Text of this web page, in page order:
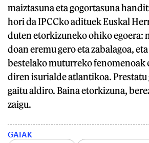
maiztasuna eta gogortasuna
hori da IPCCko adituek Euskal
duten etorkizuneko ohiko egoera:
doan eremu gero eta zabalagoa,
bestelako muturreko
diren isurialde atlantikoa. Prestatu
gaitu aldiro. Baina etorkizuna,
zaigu.
GAIAK